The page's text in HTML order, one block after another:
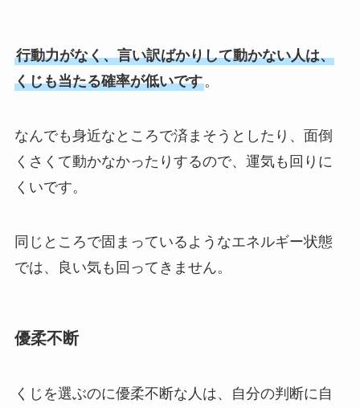
行動力がなく、言い訳ばかりして動かない人は、
くじも当たる確率が低いです。
なんでも身近なところで済まそうとしたり、面倒
くさくて動かなかったりするので、運気も回りに
くいです。
同じところで固まっているようなエネルギー状態
では、良い気も回ってきません。
優柔不断
くじを選ぶのに優柔不断な人は、自分の判断に自